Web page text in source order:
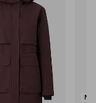
i
favoriter